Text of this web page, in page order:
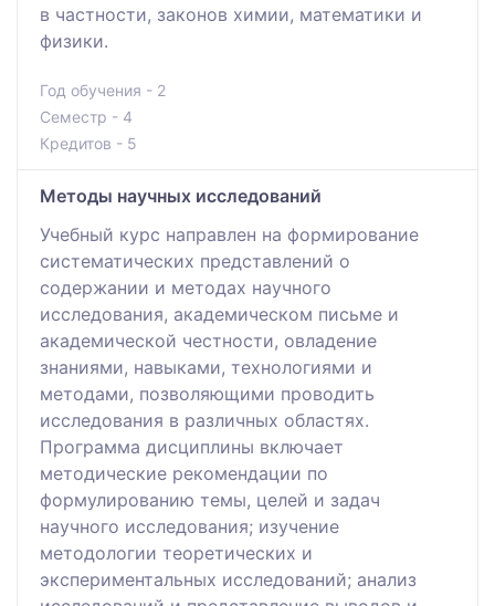
в частности, законов химии, математики и
физики.
Год обучения - 2
Семестр - 4
Кредитов - 5
Методы научных исследований
Учебный курс направлен на формирование
систематических представлений о
содержании и методах научного
исследования, академическом письме и
академической честности, овладение
знаниями, навыками, технологиями и
методами, позволяющими проводить
исследования в различных областях.
Программа дисциплины включает
методические рекомендации по
формулированию темы, целей и задач
научного исследования; изучение
методологии теоретических и
экспериментальных исследований; анализ